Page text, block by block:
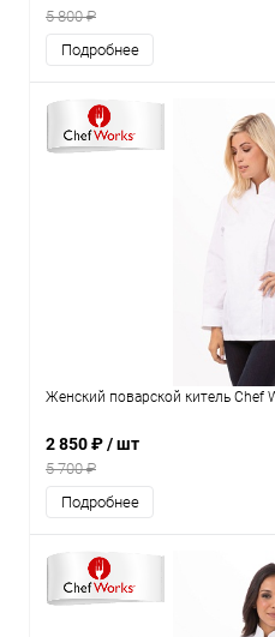
5 800 ₽
Подробнее
Женский поварской китель Chef
2 850 ₽/ шт
5 700 ₽
Подробнее